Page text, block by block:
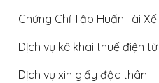
Chứng Chỉ Tập Huấn Tài Xế
Dịch vụ kê khai thuế điện tử
Dịch vụ xin giấy độc thân